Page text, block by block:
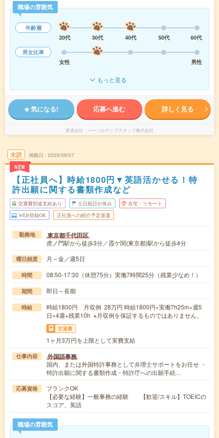
職場の雰囲気
年齢層
20代
30代 40代 50代
60代
男女比率
女性
男性
もっと見る
気になる! 応募へ進む 詳しく見る
派遣会社 パーソルテンプスタッフ株式会社
未読
NEW
掲載日 2026/08/07
【正社員へ】時給1800円▼英語活かせる！特
許出願に関する書類作成など
交通費別途支給あり 土日祝日が休み 在宅・リモート
WEB登録OK 正社員への紹介予定派遣
勤務地 東京都千代田区
虎ノ門駅から徒歩3分／霞ケ関(東京都)駅から徒歩4分
曜日頻度 月～金／週5日
時間 08:50-17:30（休憩75分）実働7時間25分（残業少なめ！）
期間 即日～長期
時給
時給1800円 月収例 28万円 時給1800円×実働7h25m×週5
日×4週+残業10h ※月収例を保証するものではありません。
交通費
1ヶ月3万円を上限として実費支給
仕事内容 外国語事務
国内、または外国特許事務として弁理士サポートをお任せ ・
特許出願に関する書類作成・特許庁への出願手続…
応募資格
ブランクOK
【必要な経験】一般事務の経験 【歓迎/スキル】TOEICの
スコア、英語
職場の雰囲気